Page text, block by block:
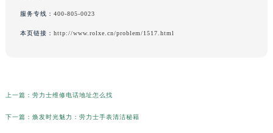
服务专线： 400-805-0023
本页链接： http://www.rolxe.cn/problem/1517.html
上一篇： 劳力士维修电话地址怎么找
下一篇： 焕发时光魅力：劳力士手表清洁秘籍